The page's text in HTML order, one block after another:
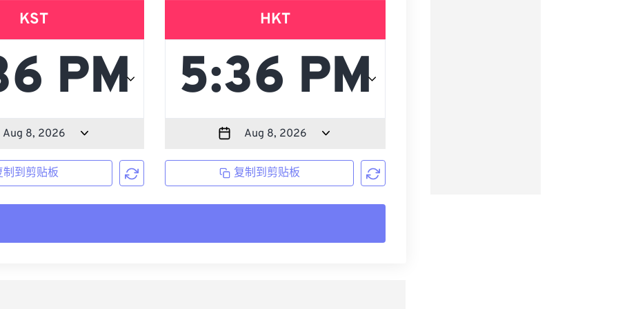
KST
制到剪贴板
HKT
复制到剪贴板